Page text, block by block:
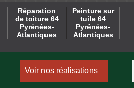
Réparation
de toiture 64
Pyrénées-
Atlantiques
Peinture sur
tuile 64
Pyrénées-
Atlantiques
Voir nos réalisations